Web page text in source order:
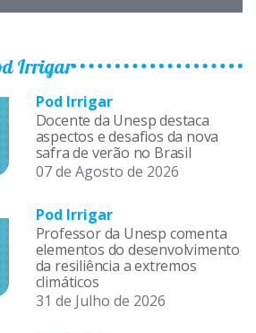
Irrigar
Pod Irrigar
Docente da Unesp destaca
aspectos e desafios da nova
safra de verão no Brasil
07 de Agosto de 2026
Pod Irrigar
Professor da Unesp comenta
elementos do desenvolvimento
da resiliência a extremos
climáticos
31 de Julho de 2026